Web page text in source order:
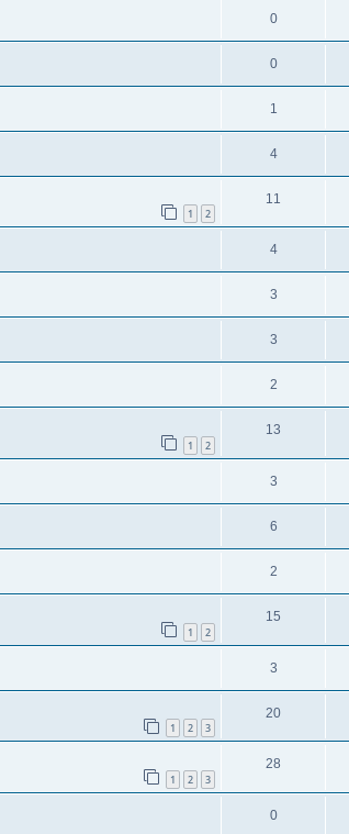
0
0
1
4
1 2
11
4
3
3
2
1 2
13
3
6
2
1 2
15
3
1 2 3
20
1 2 3
28
0